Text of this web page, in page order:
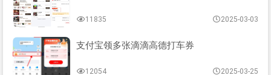
11835 2025-03-03
支付宝领多张滴滴高德打车券
12054 2025-03-25